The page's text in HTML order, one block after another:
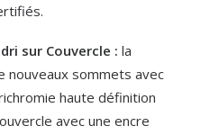
sur Couvercle : la
nouveaux sommets avec
haute définition
avec une encre